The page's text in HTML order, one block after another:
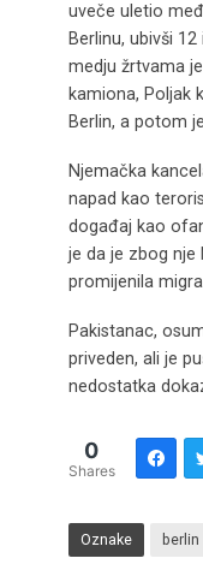
uveče uletio
Berlinu, ubivši
medju žrtvama
kamiona, Poljak
Berlin, a potom
Njemačka
napad kao
događaj kao
je da je zbog nje
promijenila
Pakistanac,
priveden, ali je
nedostatka
0
Shares
Oznake berlin